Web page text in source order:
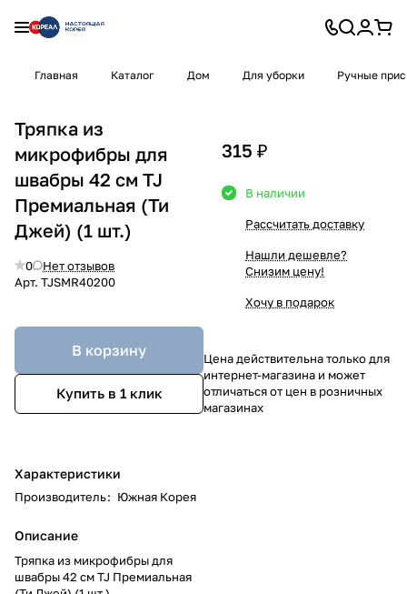
Главная Каталог Дом Для уборки Ручные
Тряпка из
микрофибры для
швабры 42 см TJ
Премиальная (Ти
Джей) (1 шт.)
0
Нет отзывов
Арт. TJSMR40200
В корзину
Купить в 1 клик
Характеристики
Производитель: Южная Корея
Описание
Тряпка из микрофибры для
швабры 42 см TJ Премиальная
315 ₽
В наличии
Рассчитать доставку
Нашли дешевле?
Снизим цену!
Хочу в подарок
Цена действительна только для
интернет-магазина и может
отличаться от цен в розничных
магазинах